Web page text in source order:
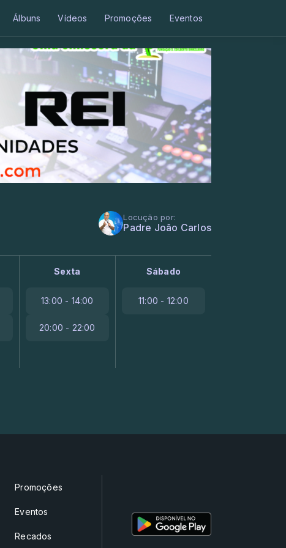
Álbuns Vídeos Promoções Eventos
Locução por:
Padre João Carlos
Sexta
13:00 - 14:00
20:00 - 22:00
Sábado
11:00 - 12:00
Promoções
Eventos
Recados